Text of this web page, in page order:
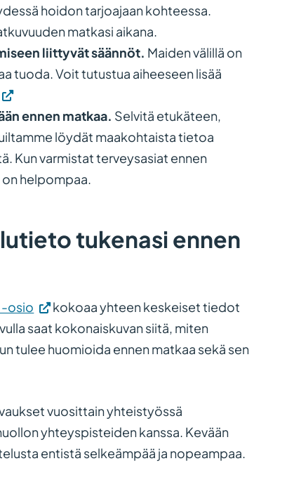
hoidon tarjoajaan kohteessa.
matkasi aikana.
liittyvät säännöt. Maiden välillä on
tuoda. Voit tutustua aiheeseen lisää
(Vieraile
ennen matkaa. Selvitä etukäteen,
löydät maakohtaista tietoa
Kun varmistat terveysasiat ennen
helpompaa.
tukenasi ennen
-osio (Vieraile
ulkoisella
sivustolla.
uuteen
välilehteen.)
kokoaa yhteen keskeiset tiedot
saat kokonaiskuvan siitä, miten
tulee huomioida ennen matkaa sekä sen
vuosittain yhteistyössä
yhteyspisteiden kanssa. Kevään
entistä selkeämpää ja nopeampaa.